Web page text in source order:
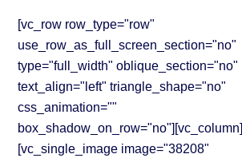
[vc_row row_type="row"
use_row_as_full_screen_section="no"
type="full_width" oblique_section="no"
text_align="left" triangle_shape="no"
css_animation=""
box_shadow_on_row="no"][vc_column]
[vc_single_image image="38208"